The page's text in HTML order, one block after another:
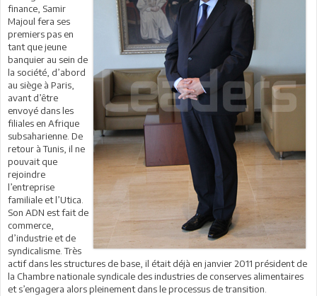
finance, Samir
Majoul fera ses
premiers pas en
tant que jeune
banquier au sein de
la société, d’abord
au siège à Paris,
avant d’être
envoyé dans les
filiales en Afrique
subsaharienne. De
retour à Tunis, il ne
pouvait que
rejoindre
l’entreprise
familiale et l’Utica.
Son ADN est fait de
commerce,
d’industrie et de
syndicalisme. Très
actif dans les structures de base, il était déjà en janvier 2011 président de
la Chambre nationale syndicale des industries de conserves alimentaires
et s’engagera alors pleinement dans le processus de transition.